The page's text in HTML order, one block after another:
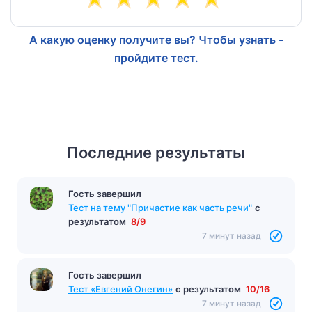
А какую оценку получите вы? Чтобы узнать -
пройдите тест.
Последние результаты
Гость завершил
Тест на тему "Причастие как часть речи" с
результатом 8/9
7 минут назад
Гость завершил
Тест «Евгений Онегин» с результатом 10/16
7 минут назад